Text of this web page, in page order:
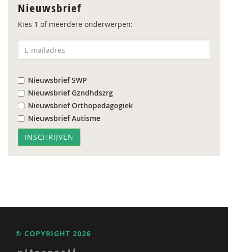
Nieuwsbrief
Kies 1 of meerdere onderwerpen:
Nieuwsbrief SWP
Nieuwsbrief Gzndhdszrg
Nieuwsbrief Orthopedagogiek
Nieuwsbrief Autisme
© COPYRIGHT 2026